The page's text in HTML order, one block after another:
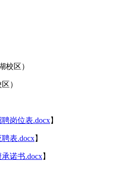
校区）
）
岗位表.docx】
表.docx】
诺书.docx】